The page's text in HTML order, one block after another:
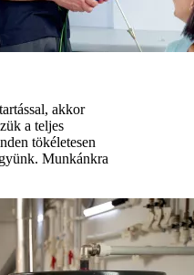
akkor
a teljes
tökéletesen
Munkánkra